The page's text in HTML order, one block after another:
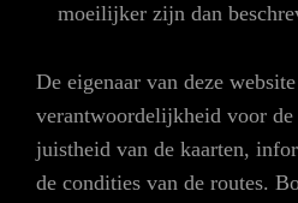
moeilijker zijn dan
De eigenaar van deze
verantwoordelijkheid voor
juistheid van de kaarten,
de condities van de routes.